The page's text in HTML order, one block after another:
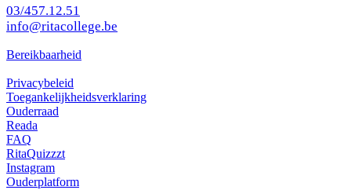
03/457.12.51
info@ritacollege.be
Bereikbaarheid
Privacybeleid
Toegankelijkheidsverklaring
Ouderraad
Reada
FAQ
RitaQuizzzt
Instagram
Ouderplatform